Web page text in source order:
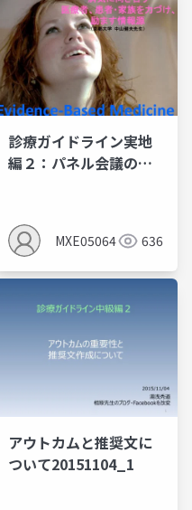
診療ガイドライン実地
編２：パネル会議のオ
MXE05064 636
アウトカムと推奨文に
ついて20151104_1